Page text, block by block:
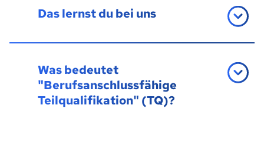
Das lernst du bei uns
Was bedeutet
"Berufsanschlussfähige
Teilqualifikation" (TQ)?